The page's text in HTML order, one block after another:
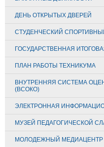
ДЕНЬ ОТКРЫТЫХ ДВЕРЕЙ
СТУДЕНЧЕСКИЙ
ГОСУДАРСТВЕННАЯ
ПЛАН РАБОТЫ ТЕХНИКУМА
ВНУТРЕННЯЯ СИСТЕМА
(ВСОКО)
ЭЛЕКТРОННАЯ
МУЗЕЙ ПЕДАГОГИЧЕСКОЙ
МОЛОДЕЖНЫЙ МЕДИАЦЕНТР